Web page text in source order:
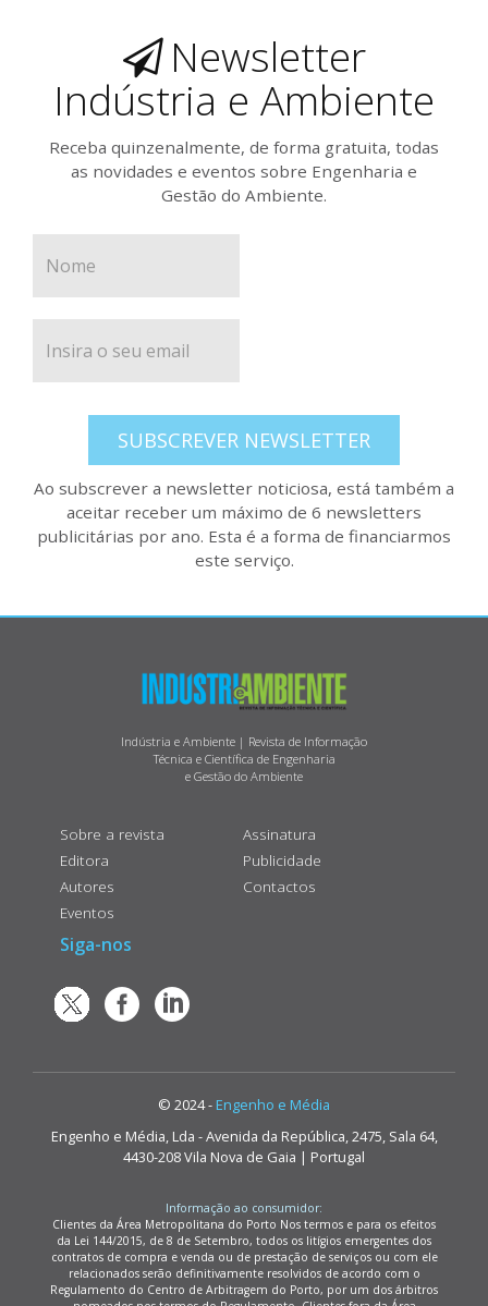
Newsletter
Indústria e Ambiente
Receba quinzenalmente, de forma gratuita, todas
as novidades e eventos sobre Engenharia e
Gestão do Ambiente.
SUBSCREVER NEWSLETTER
Ao subscrever a newsletter noticiosa, está também a
aceitar receber um máximo de 6 newsletters
publicitárias por ano. Esta é a forma de financiarmos
este serviço.
Indústria e Ambiente | Revista de Informação
Técnica e Científica de Engenharia
e Gestão do Ambiente
Sobre a revista
Editora
Autores
Eventos
Assinatura
Publicidade
Contactos
Siga-nos
© 2024 - Engenho e Média
Engenho e Média, Lda - Avenida da República, 2475, Sala 64,
4430-208 Vila Nova de Gaia | Portugal
Informação ao consumidor:
Clientes da Área Metropolitana do Porto Nos termos e para os efeitos
da Lei 144/2015, de 8 de Setembro, todos os litígios emergentes dos
contratos de compra e venda ou de prestação de serviços ou com ele
relacionados serão definitivamente resolvidos de acordo com o
Regulamento do Centro de Arbitragem do Porto, por um dos árbitros